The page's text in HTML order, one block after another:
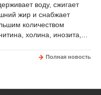
воду, сжигает
жир и снабжает
количеством
холина, инозита,...
Полная новость